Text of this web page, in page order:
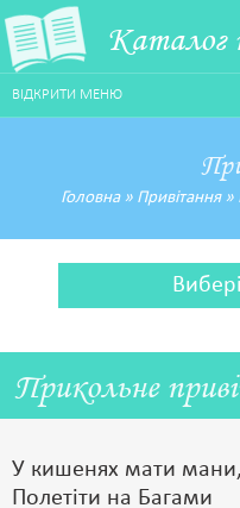
Каталог
ВІДКРИТИ МЕНЮ
Головна» Привітання»
Прикольне
У кишенях мати мани,
Полетіти на Багами